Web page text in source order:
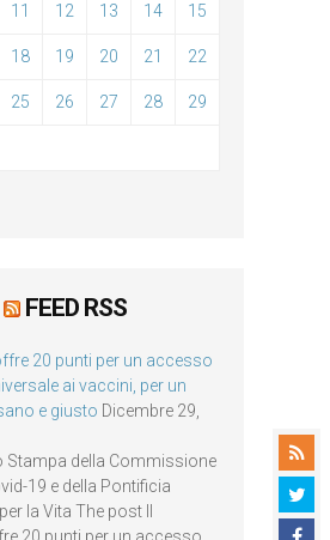
11 12 13 14 15
18 19 20 21 22
25 26 27 28 29
FEED RSS
20 punti per un accesso
ai vaccini, per un
e giusto Dicembre 29,
Stampa della Commissione
19 e della Pontificia
la Vita The post Il